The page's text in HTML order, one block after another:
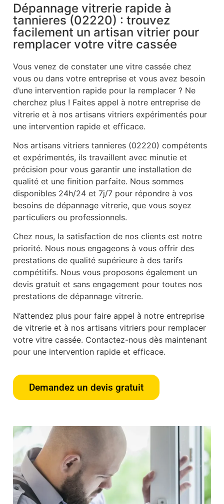
Dépannage vitrerie rapide à
tannieres (02220) : trouvez
facilement un artisan vitrier pour
remplacer votre vitre cassée
Vous venez de constater une vitre cassée chez
vous ou dans votre entreprise et vous avez besoin
d’une intervention rapide pour la remplacer ? Ne
cherchez plus ! Faites appel à notre entreprise de
vitrerie et à nos artisans vitriers expérimentés pour
une intervention rapide et efficace.
Nos artisans vitriers tannieres (02220) compétents
et expérimentés, ils travaillent avec minutie et
précision pour vous garantir une installation de
qualité et une finition parfaite. Nous sommes
disponibles 24h/24 et 7j/7 pour répondre à vos
besoins de dépannage vitrerie, que vous soyez
particuliers ou professionnels.
Chez nous, la satisfaction de nos clients est notre
priorité. Nous nous engageons à vous offrir des
prestations de qualité supérieure à des tarifs
compétitifs. Nous vous proposons également un
devis gratuit et sans engagement pour toutes nos
prestations de dépannage vitrerie.
N’attendez plus pour faire appel à notre entreprise
de vitrerie et à nos artisans vitriers pour remplacer
votre vitre cassée. Contactez-nous dès maintenant
pour une intervention rapide et efficace.
Demandez un devis gratuit